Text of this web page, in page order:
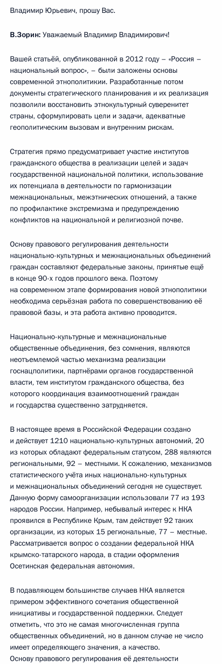
Владимир Юрьевич, прошу Вас.
В.Зорин: Уважаемый Владимир Владимирович!
Вашей статьёй, опубликованной в 2012 году – «Россия –
национальный вопрос», – были заложены основы
современной этнополитикии. Разработанные потом
документы стратегического планирования и их реализация
позволили восстановить этнокультурный суверенитет
страны, сформулировать цели и задачи, адекватные
геополитическим вызовам и внутренним рискам.
Стратегия прямо предусматривает участие институтов
гражданского общества в реализации целей и задач
государственной национальной политики, использование
их потенциала в деятельности по гармонизации
межнациональных, межэтнических отношений, а также
по профилактике экстремизма и предупреждению
конфликтов на национальной и религиозной почве.
Основу правового регулирования деятельности
национально-культурных и межнациональных объединений
граждан составляют федеральные законы, принятые ещё
в конце 90-х годов прошлого века. Поэтому
на современном этапе формирования новой этнополитики
необходима серьёзная работа по совершенствованию её
правовой базы, и эта работа активно проводится.
Национально-культурные и межнациональные
общественные объединения, без сомнения, являются
неотъемлемой частью механизма реализации
госнацполитики, партнёрами органов государственной
власти, тем институтом гражданского общества, без
которого координация взаимоотношений граждан
и государства существенно затрудняется.
В настоящее время в Российской Федерации создано
и действует 1210 национально-культурных автономий, 20
из которых обладают федеральным статусом, 288 являются
региональными, 92 – местными. К сожалению, механизмов
статистического учёта иных национально-культурных
и межнациональных объединений сегодня не существует.
Данную форму самоорганизации использовали 77 из 193
народов России. Например, небывалый интерес к НКА
проявился в Республике Крым, там действует 92 таких
организации, из которых 15 региональные, 77 – местные.
Рассматривается вопрос о создании федеральной НКА
крымско-татарского народа, в стадии оформления
Осетинская федеральная автономия.
В подавляющем большинстве случаев НКА является
примером эффективного сочетания общественной
инициативы и государственной поддержки. Следует
отметить, что это не самая многочисленная группа
общественных объединений, но в данном случае не число
имеет определяющего значения, а качество.
Основу правового регулирования её деятельности